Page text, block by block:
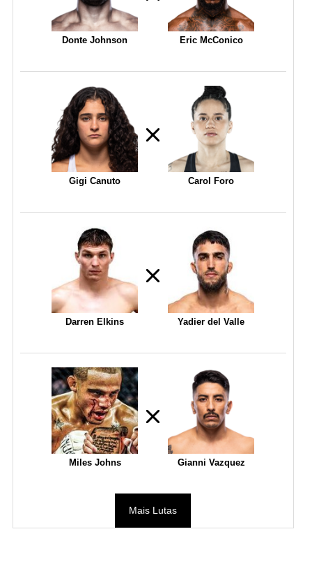
Donte Johnson Eric McConico
Gigi Canuto Carol Foro
Darren Elkins Yadier del Valle
Miles Johns Gianni Vazquez
Mais Lutas